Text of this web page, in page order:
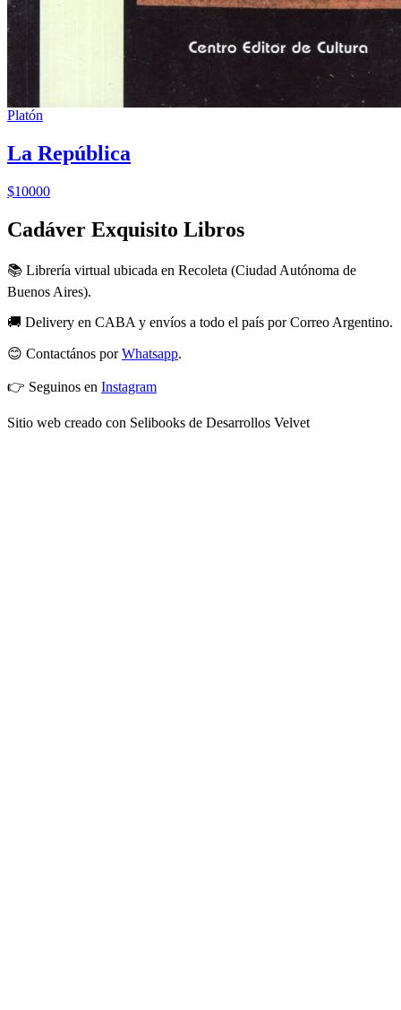
Platón
La República
$10000
Cadáver Exquisito Libros
📚 Librería virtual ubicada en Recoleta (Ciudad Autónoma de
Buenos Aires).
🚚 Delivery en CABA y envíos a todo el país por Correo Argentino.
😊 Contactános porWhatsapp.
👉 Seguinos en Instagram
Sitio web creado con Selibooks de Desarrollos Velvet